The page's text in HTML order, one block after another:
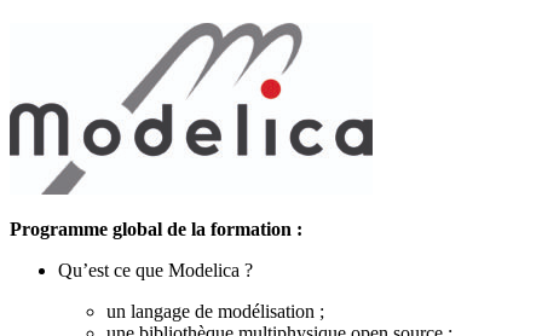
Programme global de la formation :
Qu’est ce que Modelica ?
un langage de modélisation ;